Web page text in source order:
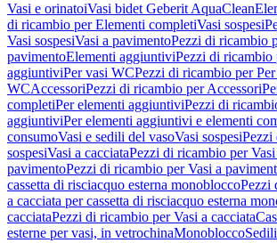
Vasi e orinatoiVasi bidet Geberit AquaClean
di ricambio per Elementi completiVasi sospesi
Vasi sospesiVasi a pavimentoPezzi di ricambio
pavimentoElementi aggiuntiviPezzi di ricambio
aggiuntiviPer vasi WCPezzi di ricambio per
WCAccessoriPezzi di ricambio per Accessori
completiPer elementi aggiuntiviPezzi di
aggiuntiviPer elementi aggiuntivi e elementi
consumoVasi e sedili del vasoVasi sospesiPezzi
sospesiVasi a cacciataPezzi di ricambio per Vasi
pavimentoPezzi di ricambio per Vasi a
cassetta di risciacquo esterna monobloccoPezzi
a cacciata per cassetta di risciacquo esterna
cacciataPezzi di ricambio per Vasi a cacciata
esterne per vasi, in vetrochinaMonoblocco